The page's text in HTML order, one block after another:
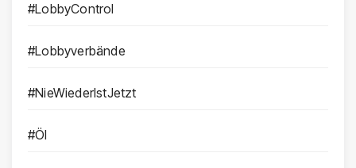
#LobbyControl
#Lobbyverbände
#NieWiederIstJetzt
#Öl